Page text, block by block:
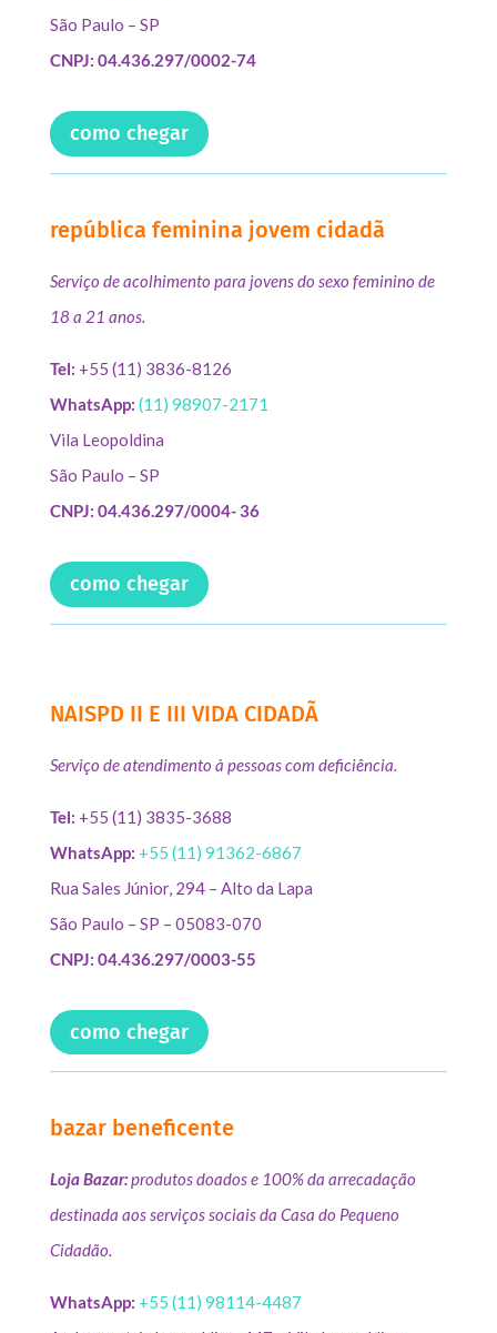
São Paulo – SP
CNPJ: 04.436.297/0002-74
como chegar
república feminina jovem cidadã
Serviço de acolhimento para jovens do sexo feminino de
18 a 21 anos.
Tel: +55 (11) 3836-8126
WhatsApp: (11) 98907-2171
Vila Leopoldina
São Paulo – SP
CNPJ: 04.436.297/0004- 36
como chegar
NAISPD II E III VIDA CIDADÃ
Serviço de atendimento à pessoas com deficiência.
Tel: +55 (11) 3835-3688
WhatsApp: +55 (11) 91362-6867
Rua Sales Júnior, 294 – Alto da Lapa
São Paulo – SP – 05083-070
CNPJ: 04.436.297/0003-55
como chegar
bazar beneficente
Loja Bazar:produtos doados e 100% da arrecadação
destinada aos serviços sociais da Casa do Pequeno
Cidadão.
WhatsApp: +55 (11) 98114-4487